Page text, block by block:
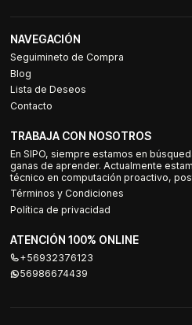
NAVEGACIÓN
Seguimineto de Compra
Blog
Lista de Deseos
Contacto
TRABAJA CON NOSOTROS
En SIPO, siempre estamos en
ganas de aprender. Actualmente
técnico en computación proactivo,
Términos y Condiciones
Política de privacidad
ATENCIÓN 100% ONLINE
+56932376123
56986674439